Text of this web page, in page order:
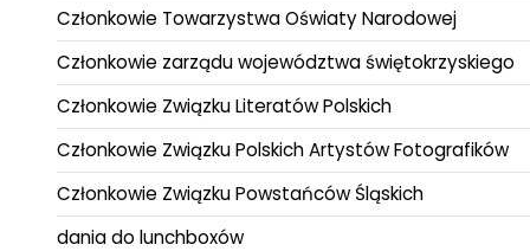
Członkowie Towarzystwa Oświaty Narodowej
Członkowie zarządu województwa świętokrzyskiego
Członkowie Związku Literatów Polskich
Członkowie Związku Polskich Artystów Fotografików
Członkowie Związku Powstańców Śląskich
dania do lunchboxów